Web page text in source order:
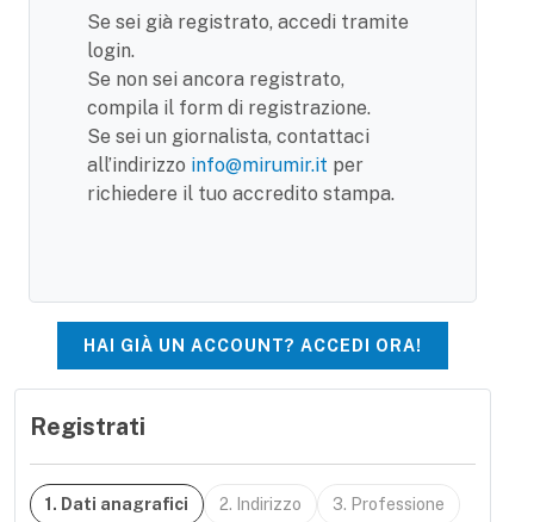
Se sei già registrato, accedi tramite
login.
Se non sei ancora registrato,
compila il form di registrazione.
Se sei un giornalista, contattaci
all’indirizzo info@mirumir.it per
richiedere il tuo accredito stampa.
HAI GIÀ UN ACCOUNT? ACCEDI ORA!
Registrati
1. Dati anagrafici 2. Indirizzo 3. Professione